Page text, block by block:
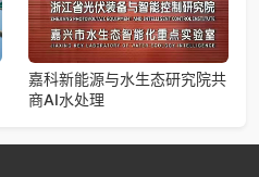
嘉科新能源与水生态研究院共
商AI水处理